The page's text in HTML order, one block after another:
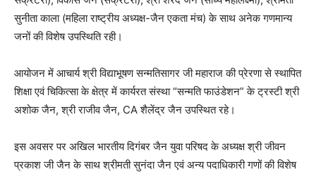
सुनीता काला (महिला राष्ट्रीय अध्यक्ष-जैन एकता मंच) के साथ अनेक गणमान्य
जनों की विशेष उपस्थिति रही।
आयोजन में आचार्य श्री विद्याभूषण सन्मतिसागर जी महाराज की प्रेरणा से स्थापित
शिक्षा एवं चिकित्सा के क्षेत्र में कार्यरत संस्था “सन्मति फाउंडेशन” के ट्रस्टी श्री
अशोक जैन, श्री राजीव जैन, CA शैलेंद्र जैन उपस्थित रहे।
इस अवसर पर अखिल भारतीय दिगंबर जैन युवा परिषद के अध्यक्ष श्री जीवन
प्रकाश जी जैन के साथ श्रीमती सुनंदा जैन एवं अन्य पदाधिकारी गणों की विशेष